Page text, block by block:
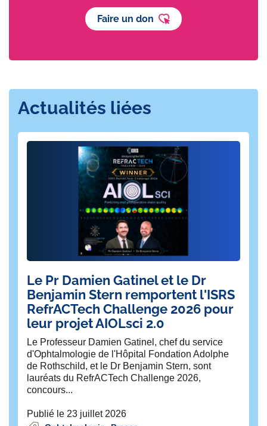
Faire un don
Actualités liées
Le Pr Damien Gatinel et le Dr
Benjamin Stern remportent l'ISRS
RefrACTech Challenge 2026 pour
leur projet AIOLsci 2.0
Le Professeur Damien Gatinel, chef du service
d'Ophtalmologie de l'Hôpital Fondation Adolphe
de Rothschild, et le Dr Benjamin Stern, sont
lauréats du RefrACTech Challenge 2026,
concours...
Publié le 23 juillet 2026